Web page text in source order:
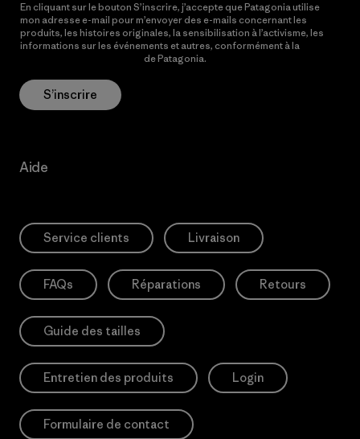
En cliquant sur le bouton S’inscrire, j’accepte que Patagonia utilise
mon adresse e-mail pour m’envoyer des e-mails concernant les
produits, les histoires originales, la sensibilisation à l’activisme, les
informations sur les événements et autres, conformément à la
de Patagonia.
S’inscrire
Aide
Service clients Livraison
FAQs Réparations Retours
Guide des tailles
Entretien des produits Login
Formulaire de contact